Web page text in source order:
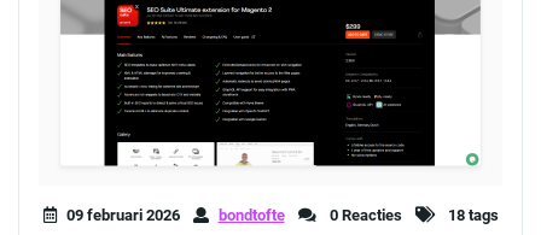
09 februari 2026 bondtofte 0 Reacties 18 tags